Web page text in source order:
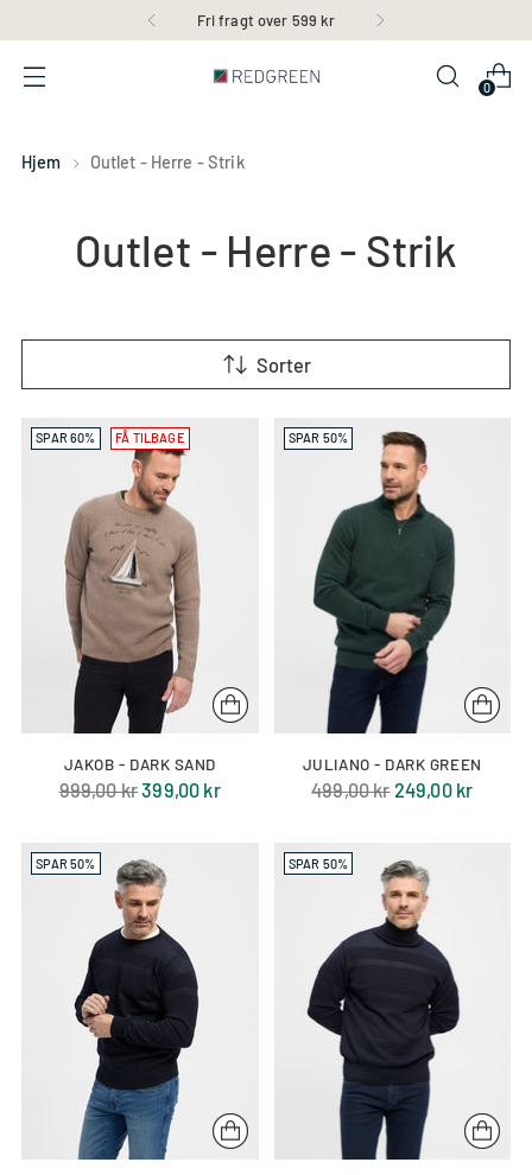
Fri fragt over 599 kr
0
Hjem Outlet - Herre - Strik
Outlet - Herre - Strik
Sorter
SPAR 60% FÅ TILBAGE
JAKOB - DARK SAND
Normal
999,00 kr399,00 kr
SPAR 50%
JULIANO - DARK GREEN
Normal
499,00 kr249,00 kr
SPAR 50% SPAR 50%